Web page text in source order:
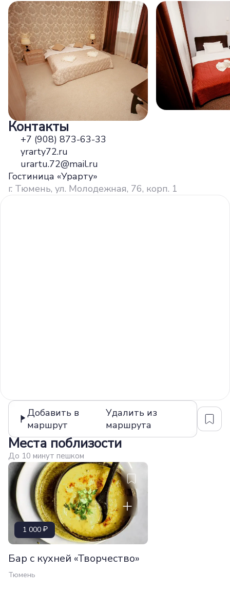
Контакты
+7 (908) 873-63-33
yrarty72.ru
urartu.72@mail.ru
Гостиница «Урарту»
г. Тюмень, ул. Молодежная, 76, корп. 1
Добавить в
маршрут
Удалить из
маршрута
Места поблизости
До 10 минут пешком
1 000
Бар с кухней «Творчество»
Тюмень